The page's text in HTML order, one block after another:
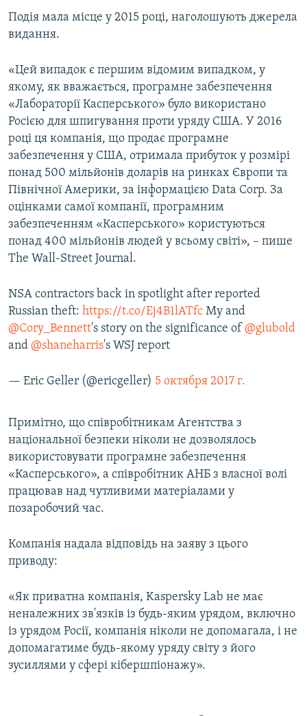
Подія мала місце у 2015 році, наголошують джерела
видання.
«Цей випадок є першим відомим випадком, у
якому, як вважається, програмне забезпечення
«Лабораторії Касперського» було використано
Росією для шпигування проти уряду США. У 2016
році ця компанія, що продає програмне
забезпечення у США, отримала прибуток у розмірі
понад 500 мільйонів доларів на ринках Європи та
Північної Америки, за інформацією Data Corp. За
оцінками самої компанії, програмним
забезпеченням «Касперського» користуються
понад 400 мільйонів людей у всьому світі», – пише
The Wall-Street Journal.
NSA contractors back in spotlight after reported
Russian theft: https://t.co/Ej4B1lATfc My and
@Cory_Bennett's story on the significance of @glubold
and @shaneharris's WSJ report
— Eric Geller (@ericgeller) 5 октября 2017 г.
Примітно, що співробітникам Агентства з
національної безпеки ніколи не дозволялось
використовувати програмне забезпечення
«Касперського», а співробітник АНБ з власної волі
працював над чутливими матеріалами у
позаробочий час.
Компанія надала відповідь на заяву з цього
приводу:
«Як приватна компанія, Kaspersky Lab не має
неналежних зв'язків із будь-яким урядом, включно
із урядом Росії, компанія ніколи не допомагала, і не
допомагатиме будь-якому уряду світу з його
зусиллями у сфері кібершпіонажу».